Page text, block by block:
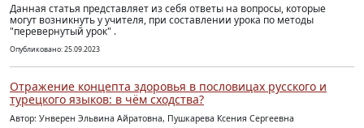
Данная статья представляет из себя ответы на вопросы, которые
могут возникнуть у учителя, при составлении урока по методы
"перевернутый урок" .
Опубликовано: 25.09.2023
Отражение концепта здоровья в пословицах русского и
турецкого языков: в чём сходства?
Автор: Унверен Эльвина Айратовна, Пушкарева Ксения Сергеевна